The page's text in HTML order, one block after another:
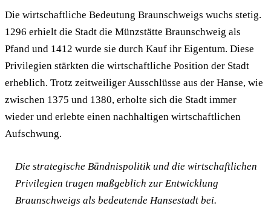
Die wirtschaftliche Bedeutung Braunschweigs wuchs stetig.
1296 erhielt die Stadt die Münzstätte Braunschweig als
Pfand und 1412 wurde sie durch Kauf ihr Eigentum. Diese
Privilegien stärkten die wirtschaftliche Position der Stadt
erheblich. Trotz zeitweiliger Ausschlüsse aus der Hanse, wie
zwischen 1375 und 1380, erholte sich die Stadt immer
wieder und erlebte einen nachhaltigen wirtschaftlichen
Aufschwung.
Die strategische Bündnispolitik und die wirtschaftlichen
Privilegien trugen maßgeblich zur Entwicklung
Braunschweigs als bedeutende Hansestadt bei.